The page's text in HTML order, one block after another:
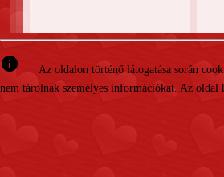
info
Az oldalon történő látogatása során
nem tárolnak személyes információkat. Az oldal